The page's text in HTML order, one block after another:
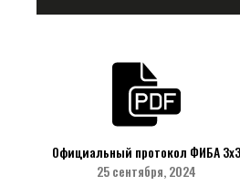
Официальный протокол ФИБА 3х3
25 сентября, 2024